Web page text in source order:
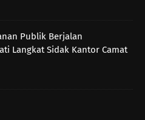
Publik Berjalan
Langkat Sidak Kantor Camat